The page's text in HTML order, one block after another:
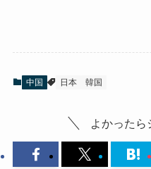
中国 日本 韓国
よかったら